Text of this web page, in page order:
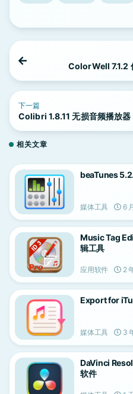
ColorWell 7.1.2
下一篇
Colibri 1.8.11 无损音频播放器
相关文章
beaTunes
媒体工具 6
Music Tag
辑工具
应用软件 2
Export for
媒体工具 3
DaVinci
软件